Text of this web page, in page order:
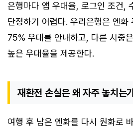
은행마다 앱 우대율, 로그인 조건,
단정하기 어렵다. 우리은행은 엔화
75% 우대를 안내하고, 다른 시중
높은 우대율을 제공한다.
재환전 손실은 왜 자주 놓치는
여행 후 남은 엔화를 다시 원화로